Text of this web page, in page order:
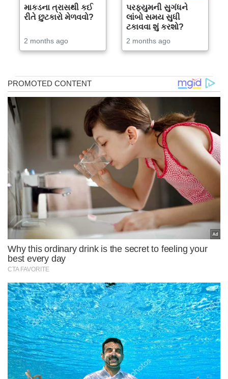
માકડના ત્રાસથી કઈ
રીતે છુટકારો મેળવવો?
2 months ago
પરફ્યુમની સુગંધને
લાંબો સમય સુધી
ટકાવવા શું કરશો?
2 months ago